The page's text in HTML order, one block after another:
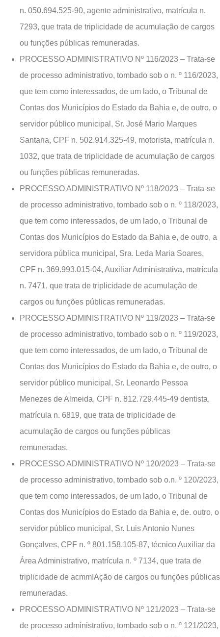
n. 050.694.525-90, agente administrativo, matrícula n.
7293, que trata de triplicidade de acumulação de cargos
ou funções públicas remuneradas.
PROCESSO ADMINISTRATIVO Nº 116/2023 – Trata-se
de processo administrativo, tombado sob o n. º 116/2023,
que tem como interessados, de um lado, o Tribunal de
Contas dos Municípios do Estado da Bahia e, de outro, o
servidor público municipal, Sr. José Mario Marques
Santana, CPF n. 502.914.325-49, motorista, matrícula n.
1032, que trata de triplicidade de acumulação de cargos
ou funções públicas remuneradas.
PROCESSO ADMINISTRATIVO Nº 118/2023 – Trata-se
de processo administrativo, tombado sob o n. º 118/2023,
que tem como interessados, de um lado, o Tribunal de
Contas dos Municípios do Estado da Bahia e, de outro, a
servidora pública municipal, Sra. Leda Maria Soares,
CPF n. 369.993.015-04, Auxiliar Administrativa, matrícula
n. 7471, que trata de triplicidade de acumulação de
cargos ou funções públicas remuneradas.
PROCESSO ADMINISTRATIVO Nº 119/2023 – Trata-se
de processo administrativo, tombado sob o n. º 119/2023,
que tem como interessados, de um lado, o Tribunal de
Contas dos Municípios do Estado da Bahia e, de outro, o
servidor público municipal, Sr. Leonardo Pessoa
Menezes de Almeida, CPF n. 812.729.445-49 dentista,
matrícula n. 6819, que trata de triplicidade de
acumulação de cargos ou funções públicas
remuneradas.
PROCESSO ADMINISTRATIVO Nº 120/2023 – Trata-se
de processo administrativo, tombado sob o.n. º 120/2023,
que tem como interessados, de um lado, o Tribunal de
Contas dos Municípios do Estado da Bahia e, de. outro, o
servidor público municipal, Sr. Luis Antonio Nunes
Gonçalves, CPF n. º 801.158.105-87, técnico Auxiliar da
Área Administrativo, matrícula n. º 7134, que trata de
triplicidade de acmmIAção de cargos ou funções públicas
remuneradas.
PROCESSO ADMINISTRATIVO Nº 121/2023 – Trata-se
de processo administrativo, tombado sob o n. º 121/2023,